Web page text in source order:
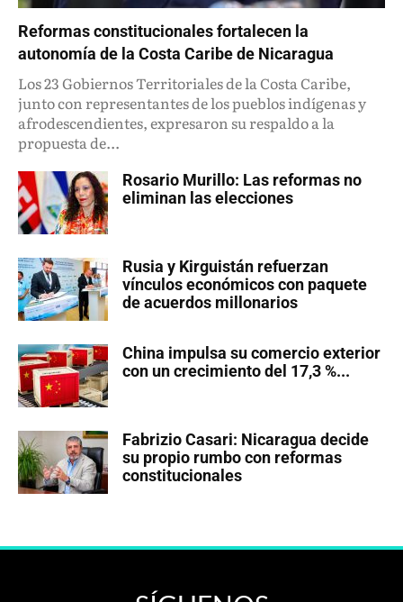
Reformas constitucionales fortalecen la
autonomía de la Costa Caribe de Nicaragua
Los 23 Gobiernos Territoriales de la Costa Caribe,
junto con representantes de los pueblos indígenas y
afrodescendientes, expresaron su respaldo a la
propuesta de...
Rosario Murillo: Las reformas no
eliminan las elecciones
Rusia y Kirguistán refuerzan
vínculos económicos con paquete
de acuerdos millonarios
China impulsa su comercio exterior
con un crecimiento del 17,3 %...
Fabrizio Casari: Nicaragua decide
su propio rumbo con reformas
constitucionales